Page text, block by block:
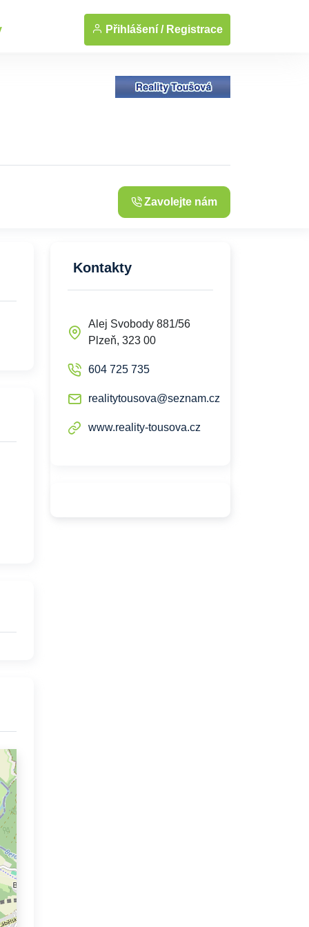
Přihlášení / Registrace
... Zobrazit fotografie
Zavolejte nám
Kontakty
Alej Svobody 881/56
Plzeň, 323 00
604 725 735
realitytousova@seznam.cz
www.reality-tousova.cz